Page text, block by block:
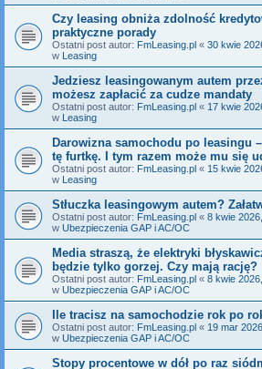
Czy leasing obniża zdolność
praktyczne porady
Ostatni post autor: FmLeasing.pl « 30 kwie
w Leasing
Jedziesz leasingowanym autem
możesz zapłacić za cudze mandaty
Ostatni post autor: FmLeasing.pl « 17 kwie
w Leasing
Darowizna samochodu po leasingu
tę furtkę. I tym razem może mu się
Ostatni post autor: FmLeasing.pl « 15 kwie
w Leasing
Stłuczka leasingowym autem?
Ostatni post autor: FmLeasing.pl « 8 kwie
w Ubezpieczenia GAP i AC/OC
Media straszą, że elektryki
będzie tylko gorzej. Czy mają rację?
Ostatni post autor: FmLeasing.pl « 8 kwie
w Ubezpieczenia GAP i AC/OC
Ile tracisz na samochodzie rok po
Ostatni post autor: FmLeasing.pl « 19 mar
w Ubezpieczenia GAP i AC/OC
Stopy procentowe w dół po raz